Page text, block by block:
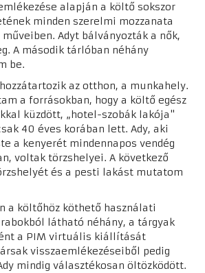
alapján a költő sokszor
minden szerelmi mozzanata
Adyt bálványozták a nők,
A második tárlóban néhány
be.
az otthon, a munkahely.
a forrásokban, hogy a költő egész
küzdött, „hotel-szobák lakója"
40 éves korában lett. Ady, aki
a kenyerét mindennapos vendég
voltak törzshelyei. A következő
és a pesti lakást mutatom
a költőhöz köthető használati
látható néhány, a tárgyak
a PIM virtuális kiállítását
visszaemlékezéseiből pedig
mindig választékosan öltözködött.